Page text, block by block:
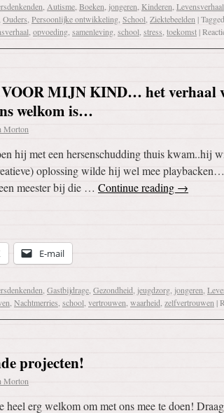
Autisme Boeken jongeren Kinderen Levensverhaal
Ouders Persoonlijke ontwikkeling School Ziektebeelden |Tagged
opvoeding samenleving school stress toekomst |
MIJN KIND… het verhaal
welkom is…
Morton
hij met een hersenschudding thuis kwam..hij
oplossing wilde hij wel mee
meester bij die … Continue reading →
E-mail
Gastbijdrage Gezondheid jeugdzorg jongeren
Nachtmerries school vertrouwen waarheid zelfvertrouwen |
projecten!
Morton
heel erg welkom om met ons mee te doen!